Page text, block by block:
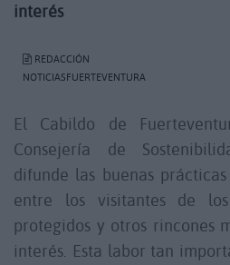
interés
REDACCIÓN
NOTICIASFUERTEVENTURA
El Cabildo de
Consejería de
difunde las buenas
entre los visitantes de
protegidos y otros rincones
interés. Esta labor tan